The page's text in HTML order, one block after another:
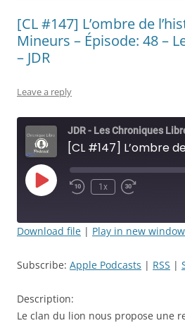
[CL #147] L’ombre de
Mineurs – Épisode: 48 –
– JDR
Leave a reply
JDR - Les Chroniques
Play
Episode
Rewind
1x
Fast
seconds
RSS FEED
EMBED
Download file | Play in new window
Subscribe: Apple Podcasts | RSS |
Description:
Le clan du lion nous propose une